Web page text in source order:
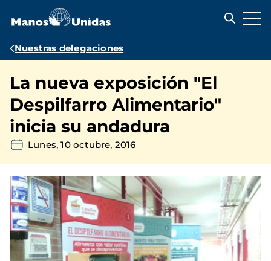
contenido
Ruta
navegación
Nuestras delegaciones
La nueva exposición "El
Despilfarro Alimentario"
inicia su andadura
Lunes, 10 octubre, 2016